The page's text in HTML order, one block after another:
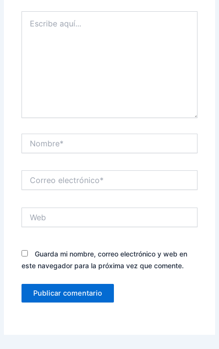
aquí...
electrónico*
Guarda mi nombre, correo electrónico y web en
este navegador para la próxima vez que comente.